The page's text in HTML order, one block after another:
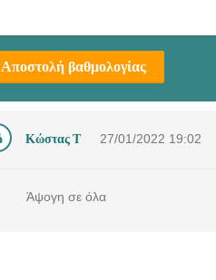
Αποστολή βαθμολογίας
Κώστας Τ 27/01/2022 19:02
Άψογη σε όλα